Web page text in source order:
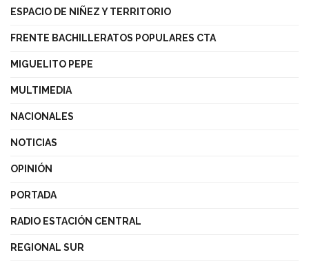
ESPACIO DE NIÑEZ Y TERRITORIO
FRENTE BACHILLERATOS POPULARES CTA
MIGUELITO PEPE
MULTIMEDIA
NACIONALES
NOTICIAS
OPINIÓN
PORTADA
RADIO ESTACIÓN CENTRAL
REGIONAL SUR